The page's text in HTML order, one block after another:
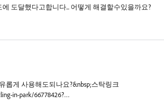
도달했다고합니다... 어떻게 해결할수있을까요?
롭게 사용해도되나요?&nbsp;스탁링크
in-park/66778426?